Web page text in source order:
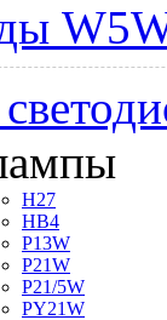
H27
HB4
P13W
P21W
P21/5W
PY21W